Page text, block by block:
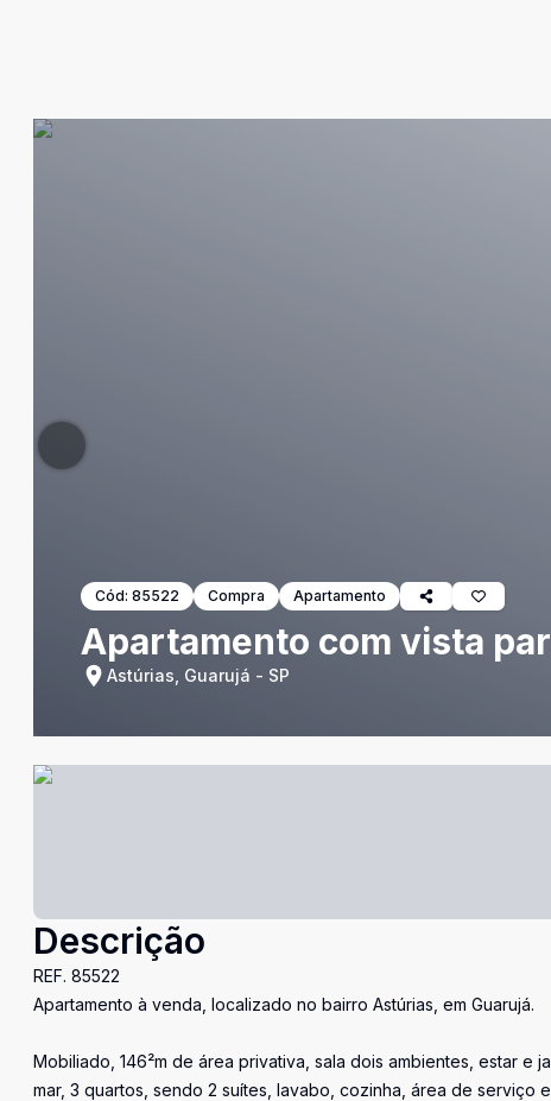
Cód: 85522 Compra Apartamento
Apartamento com vista
Astúrias, Guarujá - SP
Descrição
REF. 85522
Apartamento à venda, localizado no bairro Astúrias, em Guarujá.
Mobiliado, 146²m de área privativa, sala dois ambientes, estar e
mar, 3 quartos, sendo 2 suítes, lavabo, cozinha, área de serviço